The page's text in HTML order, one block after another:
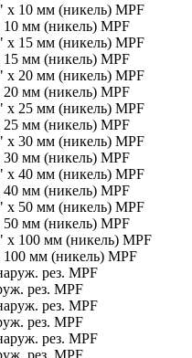
мм (никель) MPF
мм (никель) MPF
мм (никель) MPF
мм (никель) MPF
мм (никель) MPF
мм (никель) MPF
мм (никель) MPF
мм (никель) MPF
рез. MPF
рез. MPF